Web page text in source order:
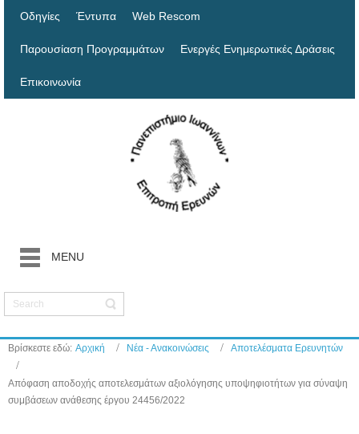
Οδηγίες Έντυπα Web Rescom
Παρουσίαση Προγραμμάτων Ενεργές Ενημερωτικές Δράσεις
Επικοινωνία
MENU
Βρίσκεστε εδώ: Αρχική Νέα - Ανακοινώσεις Αποτελέσματα Ερευνητών
Απόφαση αποδοχής αποτελεσμάτων αξιολόγησης υποψηφιοτήτων για σύναψη
συμβάσεων ανάθεσης έργου 24456/2022